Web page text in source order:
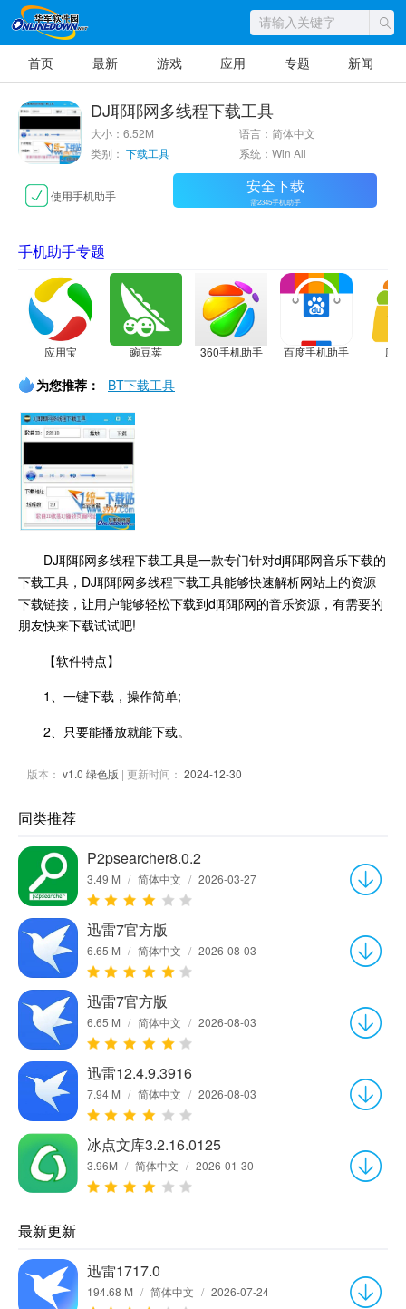
首页 最新 游戏 应用 专题 新闻
DJ耶耶网多线程下载工具
大小：6.52M
语言：简体中文
类别： 下载工具 系统：Win All
使用手机助手 安全下载
需2345手机助手
手机助手专题
应用宝 豌豆荚 360手机助手 百度手机助手 应
为您推荐： BT下载工具
DJ耶耶网多线程下载工具是一款专门针对dj耶耶网音乐下载的
下载工具，DJ耶耶网多线程下载工具能够快速解析网站上的资源
下载链接，让用户能够轻松下载到dj耶耶网的音乐资源，有需要的
朋友快来下载试试吧!
【软件特点】
1、一键下载，操作简单;
2、只要能播放就能下载。
版本： v1.0 绿色版 | 更新时间： 2024-12-30
同类推荐
P2psearcher8.0.2
3.49 M / 简体中文 / 2026-03-27
迅雷7官方版
6.65 M / 简体中文 / 2026-08-03
迅雷7官方版
6.65 M / 简体中文 / 2026-08-03
迅雷12.4.9.3916
7.94 M / 简体中文 / 2026-08-03
冰点文库3.2.16.0125
3.96M / 简体中文 / 2026-01-30
最新更新
迅雷1717.0
194.68 M / 简体中文 / 2026-07-24